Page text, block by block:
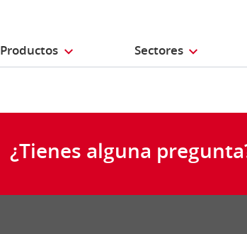
Productos Sectores
¿Tienes alguna